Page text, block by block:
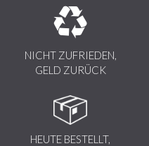
NICHT ZUFRIEDEN,
GELD ZURÜCK
HEUTE BESTELLT,